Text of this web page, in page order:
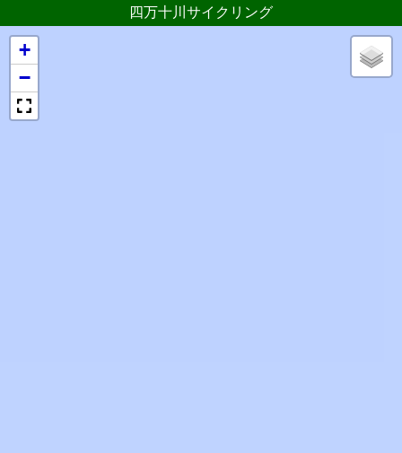
四万十川サイクリング
+
−